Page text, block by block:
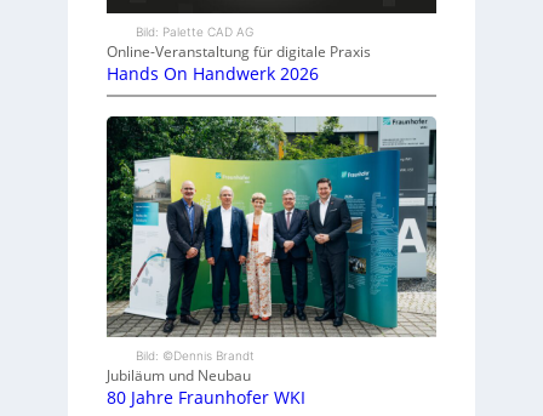
Bild: Palette CAD AG
Online-Veranstaltung für digitale Praxis
Hands On Handwerk 2026
Bild: ©Dennis Brandt
Jubiläum und Neubau
80 Jahre Fraunhofer WKI